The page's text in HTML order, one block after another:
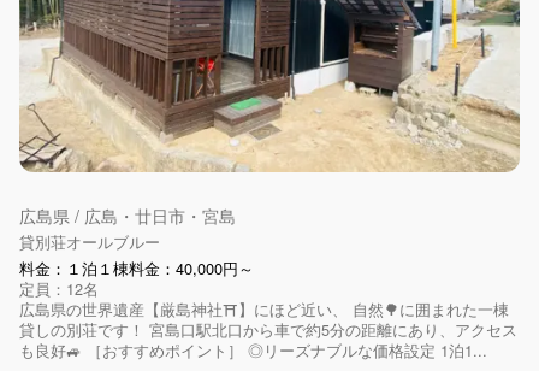
広島県 / 広島・廿日市・宮島
貸別荘オールブルー
料金：１泊１棟料金：40,000円～
定員：12名
広島県の世界遺産【厳島神社⛩】にほど近い、 自然🌳に囲まれた一棟
貸しの別荘です！ 宮島口駅北口から車で約5分の距離にあり、アクセス
も良好🚙 ［おすすめポイント］ ◎リーズナブルな価格設定 1泊1...